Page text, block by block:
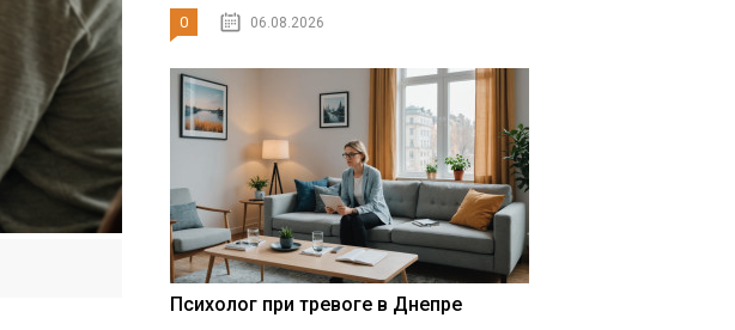
0 06.08.2026
Психолог при тревоге в Днепре